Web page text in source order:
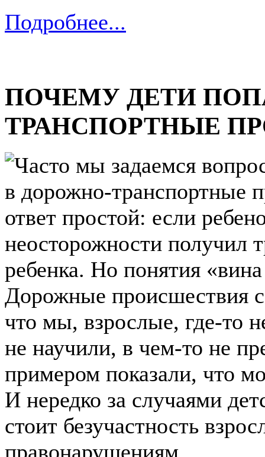
Подробнее...
ПОЧЕМУ ДЕТИ
ТРАНСПОРТНЫЕ
Часто мы задаемся
в дорожно-транспортные
ответ простой: если
неосторожности
ребенка. Но понятия
Дорожные происшествия
что мы, взрослые, где-то
не научили, в чем-то не
примером показали, что
И нередко за случаями
стоит безучастность
правонарушениям.